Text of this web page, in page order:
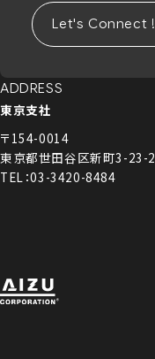
Let's Connect !
ADDRESS
東京支社
〒154-0014
東京都世田谷区新町3-23-2
TEL：03-3420-8484